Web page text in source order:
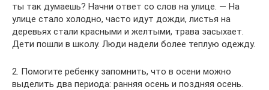
ты так думаешь? Начни ответ со слов на улице. — На
улице стало холодно, часто идут дожди, листья на
деревьях стали красными и желтыми, трава засыхает.
Дети пошли в школу. Люди надели более теплую одежду.
2. Помогите ребенку запомнить, что в осени можно
выделить два периода: ранняя осень и поздняя осень.